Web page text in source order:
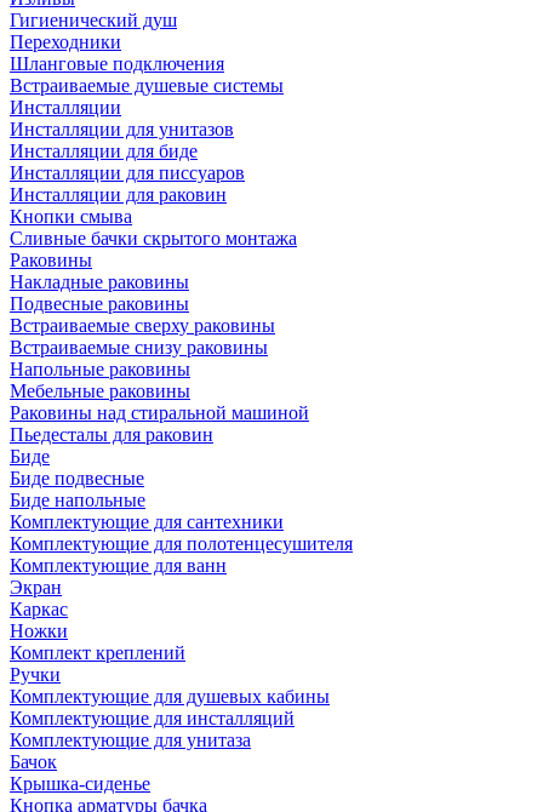
Гигиенический душ
Переходники
Шланговые подключения
Встраиваемые душевые системы
Инсталляции
Инсталляции для унитазов
Инсталляции для биде
Инсталляции для писсуаров
Инсталляции для раковин
Кнопки смыва
Сливные бачки скрытого монтажа
Раковины
Накладные раковины
Подвесные раковины
Встраиваемые сверху раковины
Встраиваемые снизу раковины
Напольные раковины
Мебельные раковины
Раковины над стиральной машиной
Пьедесталы для раковин
Биде
Биде подвесные
Биде напольные
Комплектующие для сантехники
Комплектующие для полотенцесушителя
Комплектующие для ванн
Экран
Каркас
Ножки
Комплект креплений
Ручки
Комплектующие для душевых кабины
Комплектующие для инсталляций
Комплектующие для унитаза
Бачок
Крышка-сиденье
Кнопка арматуры бачка